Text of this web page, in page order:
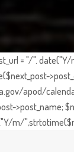
= "/".
apod/
>post_name;
m/